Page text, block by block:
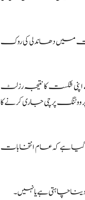
میں دھاندلی کی روک
شکست کا نتیجہ رزلٹ
پر ووٹنگ پرچی جاری کرنے کا
ہے کہ عام انتخابات
چاہتی ہے یا نہیں۔